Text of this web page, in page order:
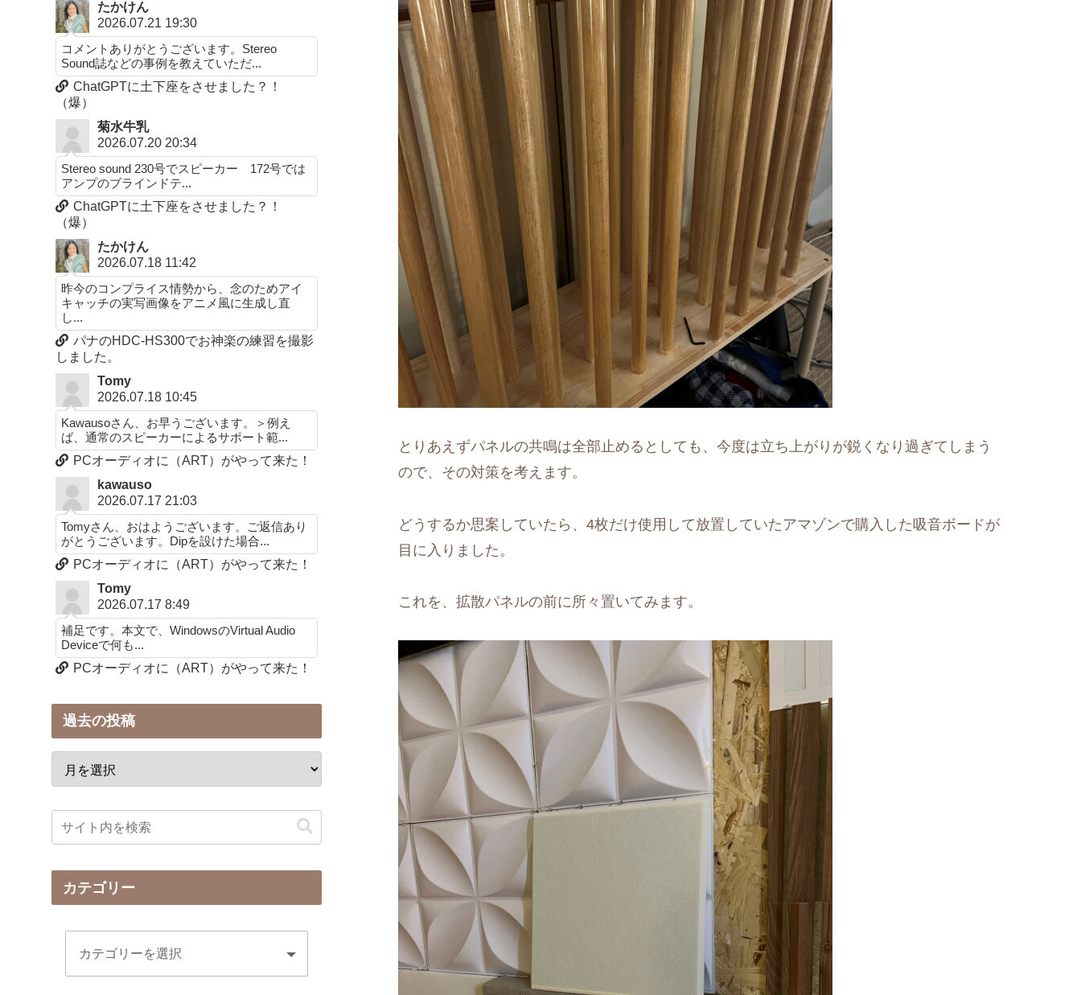
とりあえずパネルの共鳴は全部止めるとしても、今度は立ち上がりが鋭くなり過ぎてしまう
ので、その対策を考えます。
どうするか思案していたら、4枚だけ使用して放置していたアマゾンで購入した吸音ボードが
目に入りました。
これを、拡散パネルの前に所々置いてみます。
たかけん
2026.07.21 19:30
コメントありがとうございます。Stereo
Sound誌などの事例を教えていただ...
ChatGPTに土下座をさせました？！
（爆）
菊水牛乳
2026.07.20 20:34
Stereo sound 230号でスピーカー 172号では
アンプのブラインドテ...
ChatGPTに土下座をさせました？！
（爆）
たかけん
2026.07.18 11:42
昨今のコンプライス情勢から、念のためアイ
キャッチの実写画像をアニメ風に生成し直
し...
パナのHDC-HS300でお神楽の練習を撮影
しました。
Tomy
2026.07.18 10:45
Kawausoさん、お早うございます。＞例え
ば、通常のスピーカーによるサポート範...
PCオーディオに（ART）がやって来た！
kawauso
2026.07.17 21:03
Tomyさん、おはようございます。ご返信あり
がとうございます。Dipを設けた場合...
PCオーディオに（ART）がやって来た！
Tomy
2026.07.17 8:49
補足です。本文で、WindowsのVirtual Audio
Deviceで何も...
PCオーディオに（ART）がやって来た！
過去の投稿
カテゴリー